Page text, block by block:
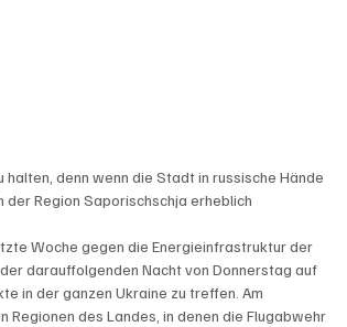
denn wenn die Stadt in russische Hände
Region Saporischschja erheblich
Woche gegen die Energieinfrastruktur der
darauffolgenden Nacht von Donnerstag auf
in der ganzen Ukraine zu treffen. Am
des Landes, in denen die Flugabwehr